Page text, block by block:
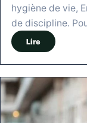
hygiène de vie,
de discipline.
Lire